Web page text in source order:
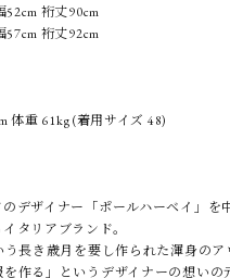
52cm 裄丈90cm
57cm 裄丈92cm
体重 61kg (着用サイズ 48)
デザイナー「ポールハーベイ」を
タリアブランド。
長き歳月を要し作られた渾身のア
を作る」というデザイナーの想いの